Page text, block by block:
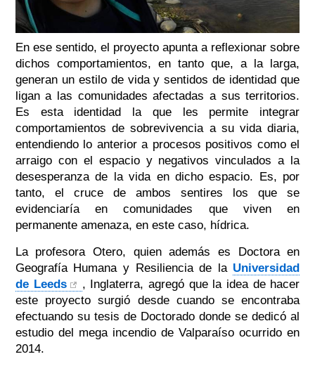
En ese sentido, el proyecto apunta a reflexionar sobre
dichos comportamientos, en tanto que, a la larga,
generan un estilo de vida y sentidos de identidad que
ligan a las comunidades afectadas a sus territorios.
Es esta identidad la que les permite integrar
comportamientos de sobrevivencia a su vida diaria,
entendiendo lo anterior a procesos positivos como el
arraigo con el espacio y negativos vinculados a la
desesperanza de la vida en dicho espacio. Es, por
tanto, el cruce de ambos sentires los que se
evidenciaría en comunidades que viven en
permanente amenaza, en este caso, hídrica.
La profesora Otero, quien además es Doctora en
Geografía Humana y Resiliencia de la Universidad
de Leeds
, Inglaterra, agregó que la idea de hacer
este proyecto surgió desde cuando se encontraba
efectuando su tesis de Doctorado donde se dedicó al
estudio del mega incendio de Valparaíso ocurrido en
2014.